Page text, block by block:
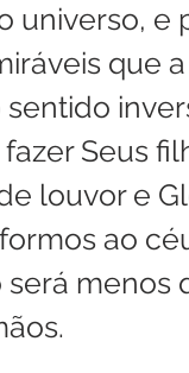
universo, e
que
sentido
Seus
louvor e
ao
será menos